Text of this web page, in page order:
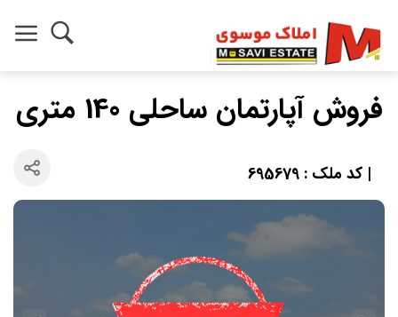
فروش آپارتمان ساحلی 140 متری
| کد ملک : 695679